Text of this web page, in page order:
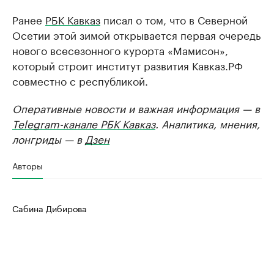
Ранее РБК Кавказ писал о том, что в Северной
Осетии этой зимой открывается первая очередь
нового всесезонного курорта «Мамисон»,
который строит институт развития Кавказ.РФ
совместно с республикой.
Оперативные новости и важная информация — в
Telegram-канале РБК Кавказ. Аналитика, мнения,
лонгриды — в Дзен
Авторы
Сабина Дибирова